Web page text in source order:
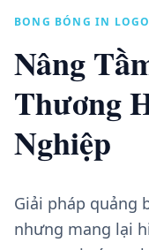
BONG BÓNG IN LOGO
Nâng
Thương
Nghiệp
Giải pháp quảng
nhưng mang lại